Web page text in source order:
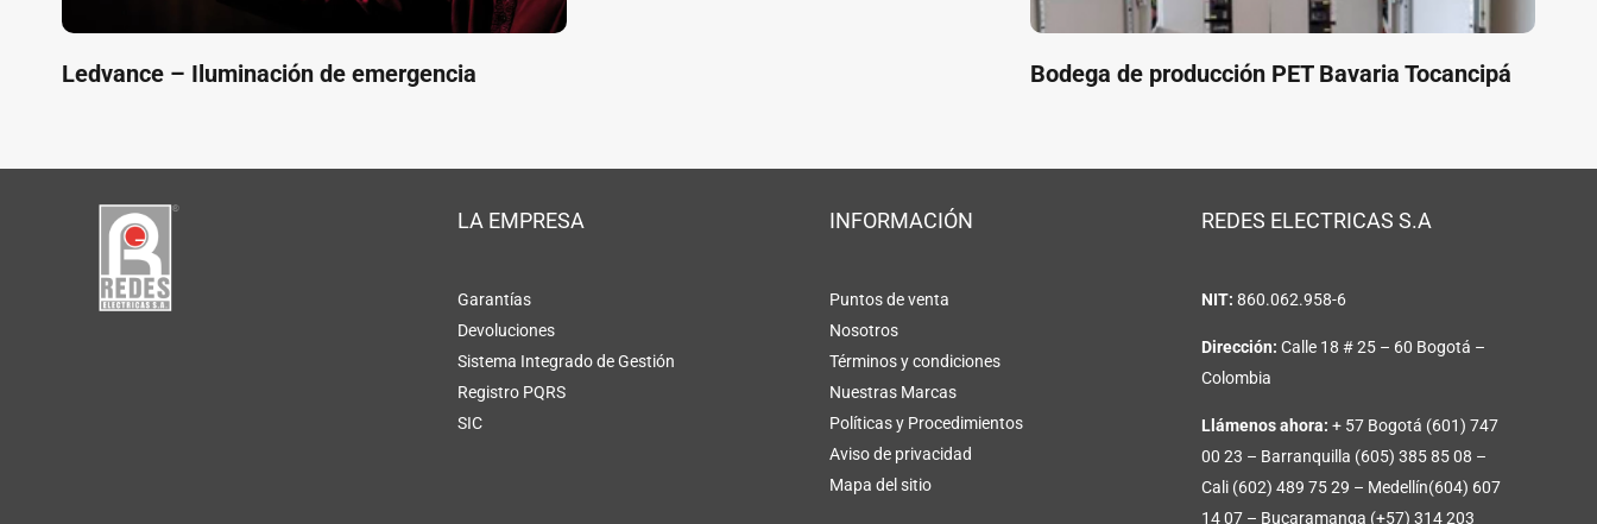
Ledvance – Iluminación de emergencia Bodega de producción PET Bavaria Tocancipá
LA EMPRESA
Garantías
Devoluciones
Sistema Integrado de Gestión
Registro PQRS
SIC
INFORMACIÓN
Puntos de venta
Nosotros
Términos y condiciones
Nuestras Marcas
Políticas y Procedimientos
Aviso de privacidad
Mapa del sitio
REDES ELECTRICAS S.A
NIT: 860.062.958-6
Dirección: Calle 18 # 25 – 60 Bogotá –
Colombia
Llámenos ahora: + 57 Bogotá (601) 747
00 23 – Barranquilla (605) 385 85 08 –
Cali (602) 489 75 29 – Medellín(604) 607
14 07 – Bucaramanga (+57) 314 203